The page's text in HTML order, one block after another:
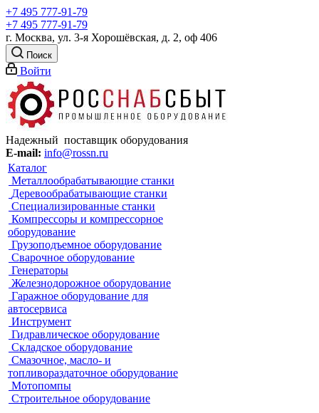
+7 495 777-91-79
+7 495 777-91-79
г. Москва, ул. 3-я Хорошёвская, д. 2, оф 406
Поиск
Войти
Надежный поставщик оборудования
E-mail: info@rossn.ru
Каталог
Металлообрабатывающие станки
Деревообрабатывающие станки
Специализированные станки
Компрессоры и компрессорное
оборудование
Грузоподъемное оборудование
Сварочное оборудование
Генераторы
Железнодорожное оборудование
Гаражное оборудование для
автосервиса
Инструмент
Гидравлическое оборудование
Складское оборудование
Смазочное, масло- и
топливораздаточное оборудование
Мотопомпы
Строительное оборудование